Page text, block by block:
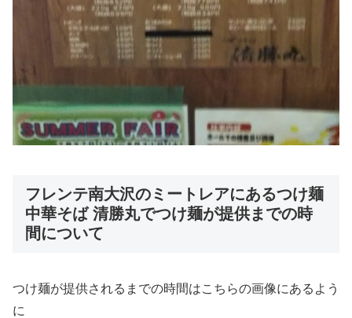
フレンテ南大沢のミートレアにあるつけ麺
中華そば 清勝丸でつけ麺が提供までの時
間について
つけ麺が提供されるまでの時間はこちらの画像にあるよう
に